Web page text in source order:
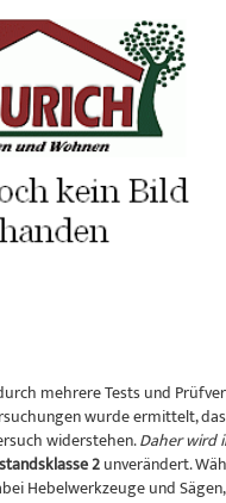
mehrere Tests und
wurde ermittelt,
widerstehen.Daher wird
2unverändert.
Hebelwerkzeuge und